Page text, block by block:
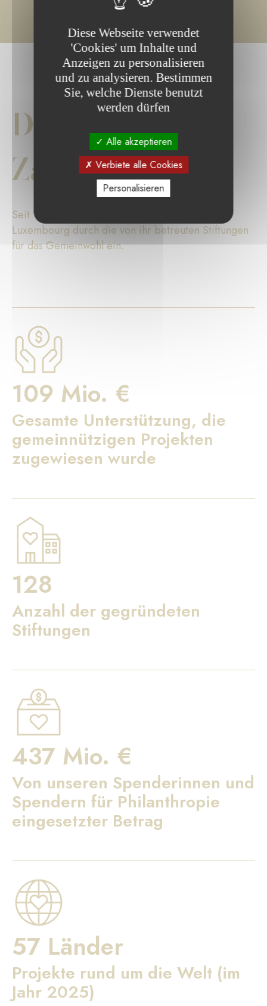
Die wichtigsten
Zahlen
Seit 17 Jahren setzt sich die Fondation de
Luxembourg durch die von ihr betreuten Stiftungen
für das Gemeinwohl ein.
109 Mio. €
Gesamte Unterstützung, die
gemeinnützigen Projekten
zugewiesen wurde
128
Anzahl der gegründeten
Stiftungen
437 Mio. €
Von unseren Spenderinnen und
Spendern für Philanthropie
eingesetzter Betrag
57 Länder
Projekte rund um die Welt (im
Jahr 2025)
Diese Webseite verwendet
'Cookies' um Inhalte und
Anzeigen zu personalisieren
und zu analysieren. Bestimmen
Sie, welche Dienste benutzt
werden dürfen
Alle akzeptieren
Verbiete alle Cookies
Personalisieren